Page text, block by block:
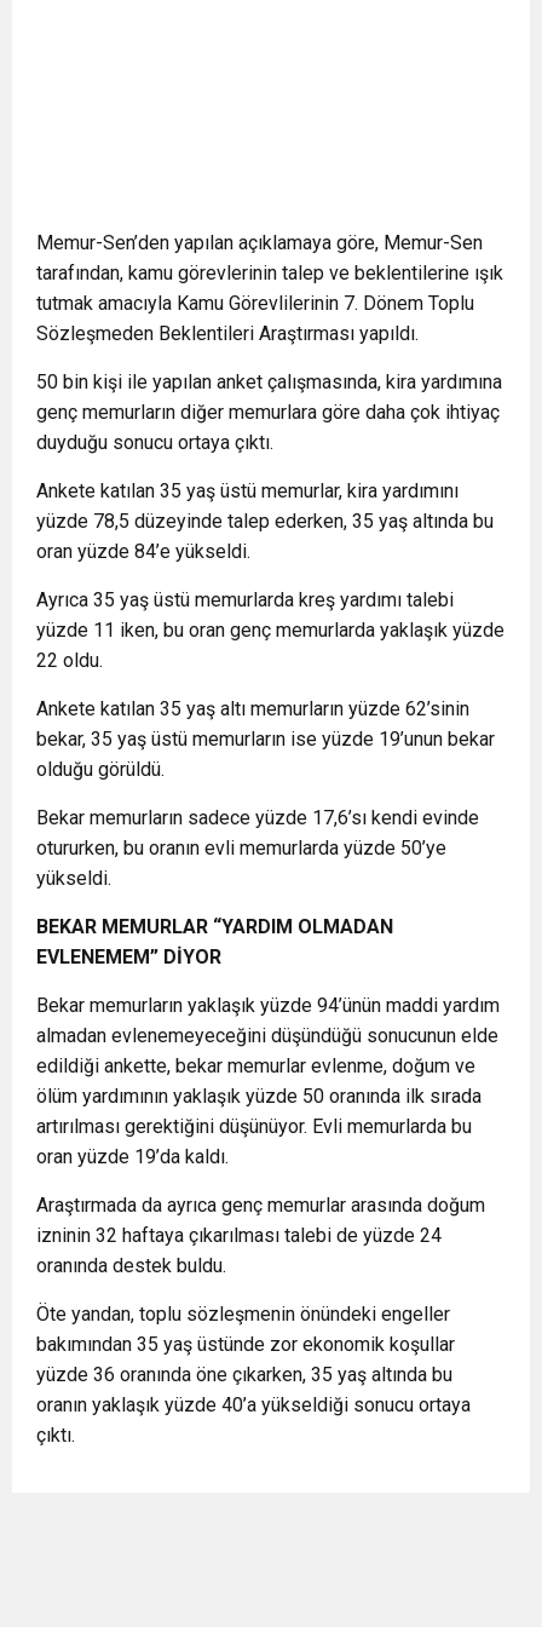
Memur-Sen’den yapılan açıklamaya göre, Memur-Sen
tarafından, kamu görevlerinin talep ve beklentilerine ışık
tutmak amacıyla Kamu Görevlilerinin 7. Dönem Toplu
Sözleşmeden Beklentileri Araştırması yapıldı.
50 bin kişi ile yapılan anket çalışmasında, kira yardımına
genç memurların diğer memurlara göre daha çok ihtiyaç
duyduğu sonucu ortaya çıktı.
Ankete katılan 35 yaş üstü memurlar, kira yardımını
yüzde 78,5 düzeyinde talep ederken, 35 yaş altında bu
oran yüzde 84’e yükseldi.
Ayrıca 35 yaş üstü memurlarda kreş yardımı talebi
yüzde 11 iken, bu oran genç memurlarda yaklaşık yüzde
22 oldu.
Ankete katılan 35 yaş altı memurların yüzde 62’sinin
bekar, 35 yaş üstü memurların ise yüzde 19’unun bekar
olduğu görüldü.
Bekar memurların sadece yüzde 17,6’sı kendi evinde
otururken, bu oranın evli memurlarda yüzde 50’ye
yükseldi.
BEKAR MEMURLAR “YARDIM OLMADAN
EVLENEMEM” DİYOR
Bekar memurların yaklaşık yüzde 94’ünün maddi yardım
almadan evlenemeyeceğini düşündüğü sonucunun elde
edildiği ankette, bekar memurlar evlenme, doğum ve
ölüm yardımının yaklaşık yüzde 50 oranında ilk sırada
artırılması gerektiğini düşünüyor. Evli memurlarda bu
oran yüzde 19’da kaldı.
Araştırmada da ayrıca genç memurlar arasında doğum
izninin 32 haftaya çıkarılması talebi de yüzde 24
oranında destek buldu.
Öte yandan, toplu sözleşmenin önündeki engeller
bakımından 35 yaş üstünde zor ekonomik koşullar
yüzde 36 oranında öne çıkarken, 35 yaş altında bu
oranın yaklaşık yüzde 40’a yükseldiği sonucu ortaya
çıktı.